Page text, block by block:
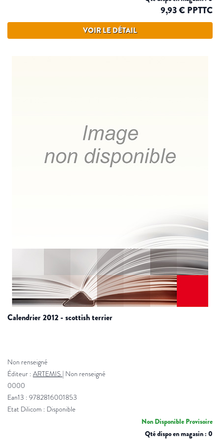
9,93 € PPTTC
VOIR LE DÉTAIL
calendrier 2012 - scottish terrier
Non renseigné
Éditeur : ARTEMIS | Non renseigné
0000
Ean13 : 9782816001853
Etat Dilicom : Disponible
Non Disponible Provisoire
Qté dispo en magasin : 0